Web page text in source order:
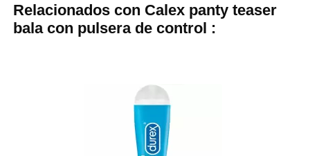
Relacionados con Calex panty teaser
bala con pulsera de control :